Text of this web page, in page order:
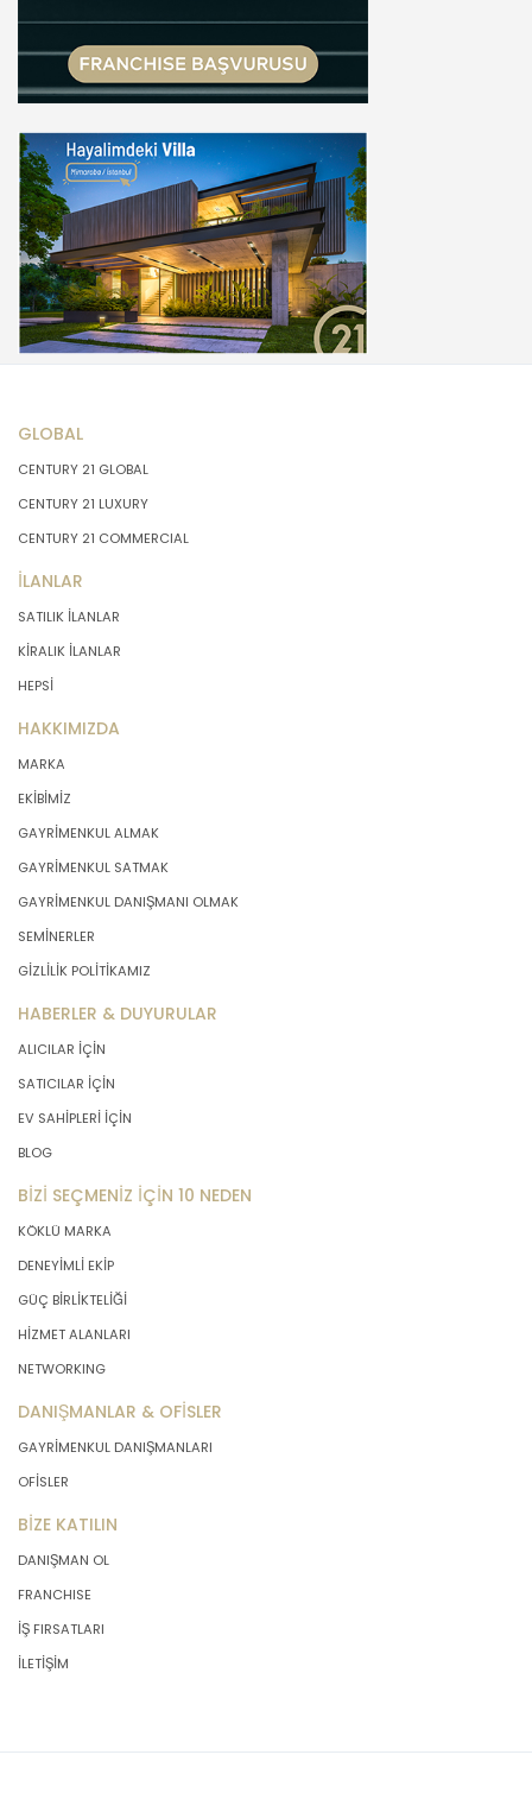
GLOBAL
CENTURY 21 GLOBAL
CENTURY 21 LUXURY
CENTURY 21 COMMERCIAL
İLANLAR
SATILIK İLANLAR
KİRALIK İLANLAR
HEPSİ
HAKKIMIZDA
MARKA
EKİBİMİZ
GAYRİMENKUL ALMAK
GAYRİMENKUL SATMAK
GAYRİMENKUL DANIŞMANI OLMAK
SEMİNERLER
GİZLİLİK POLİTİKAMIZ
HABERLER & DUYURULAR
ALICILAR İÇİN
SATICILAR İÇİN
EV SAHİPLERİ İÇİN
BLOG
BİZİ SEÇMENİZ İÇİN 10 NEDEN
KÖKLÜ MARKA
DENEYİMLİ EKİP
GÜÇ BİRLİKTELİĞİ
HİZMET ALANLARI
NETWORKING
DANIŞMANLAR & OFİSLER
GAYRİMENKUL DANIŞMANLARI
OFİSLER
BİZE KATILIN
DANIŞMAN OL
FRANCHISE
İŞ FIRSATLARI
İLETİŞİM